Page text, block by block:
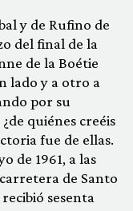
y de Rufino de
del final de la
de la Boétie
lado y a otro a
por su
quiénes creéis
fue de ellas.
de 1961, a las
de Santo
sesenta